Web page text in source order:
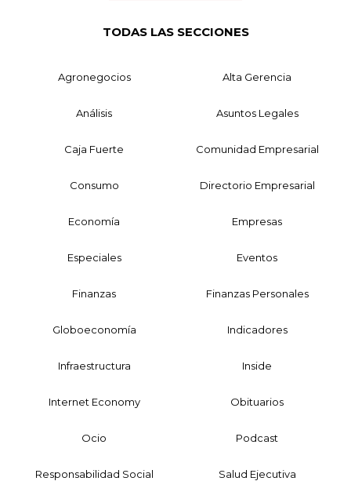
TODAS LAS SECCIONES
Agronegocios Alta Gerencia
Análisis Asuntos Legales
Caja Fuerte Comunidad Empresarial
Consumo Directorio Empresarial
Economía Empresas
Especiales Eventos
Finanzas Finanzas Personales
Globoeconomía Indicadores
Infraestructura Inside
Internet Economy Obituarios
Ocio Podcast
Responsabilidad Social Salud Ejecutiva